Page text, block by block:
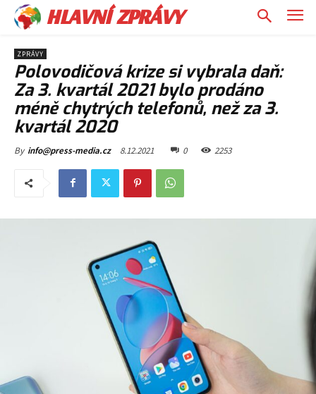
HLAVNÍ ZPRÁVY
ZPRÁVY
Polovodičová krize si vybrala daň:
Za 3. kvartál 2021 bylo prodáno
méně chytrých telefonů, než za 3.
kvartál 2020
By info@press-media.cz 8.12.2021 0 2253